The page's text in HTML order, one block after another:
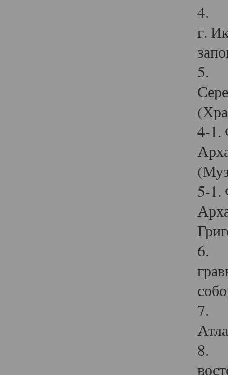
4.
г.
5.
4-1.
5-1.
6.
7.
8.